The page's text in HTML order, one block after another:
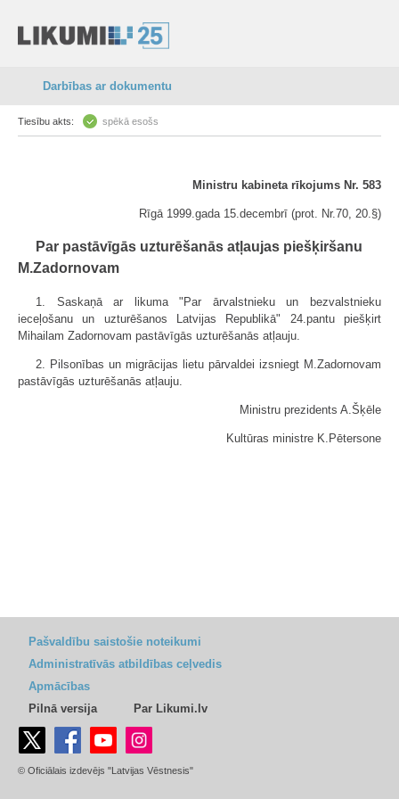
Darbības ar dokumentu
Tiesību akts: spēkā esošs
Ministru kabineta rīkojums Nr. 583
Rīgā 1999.gada 15.decembrī (prot. Nr.70, 20.§)
Par pastāvīgās uzturēšanās atļaujas piešķiršanu
M.Zadornovam
1. Saskaņā ar likuma "Par ārvalstnieku un bezvalstnieku
ieceļošanu un uzturēšanos Latvijas Republikā" 24.pantu piešķirt
Mihailam Zadornovam pastāvīgās uzturēšanās atļauju.
2. Pilsonības un migrācijas lietu pārvaldei izsniegt M.Zadornovam
pastāvīgās uzturēšanās atļauju.
Ministru prezidents A.Šķēle
Kultūras ministre K.Pētersone
Pašvaldību saistošie noteikumi
Administratīvās atbildības ceļvedis
Apmācības
Pilnā versija
Par Likumi.lv
© Oficiālais izdevējs "Latvijas Vēstnesis"